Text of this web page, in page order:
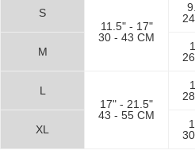
【「AFTEE先享後付」結帳流程】
１．於結帳方式選擇「AFTEE先享後付
結帳頁面，進行簡訊認證並確認金額後，
２．訂單成立數日內，您將收到繳費通知
３．收到繳費通知簡訊後14天內，點擊
ATM／網路銀行／等多元方式進行付款，
※ 請注意：結帳手續完成當下不需立刻
購買商品的店家。未經商家同意取消之訂
後付繳納相關費用。
※ 交易是否成功請以「AFTEE先享後付
每筆NT$60，滿NT$1,500(含以上)
付款後全家取貨
每筆NT$60，滿NT$1,500(含以上)免
付款後7-11取貨
S
11.5" - 17"
30 - 43 CM
M
L
17" - 21.5"
43 - 55 CM
XL